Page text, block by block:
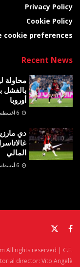
Privacy Policy
Cookie Policy
cookie preferences
Recent News
محاولة
بالفشل
أوروبا
دي
المالي
All rights reserved | C.F.
director: Vito Angelè